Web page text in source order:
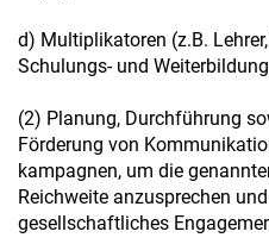
d) Multiplikatoren (z.B.
Schulungs- und
(2) Planung, Durchführung
Förderung von
kampagnen, um die
Reichweite anzusprechen
gesellschaftliches